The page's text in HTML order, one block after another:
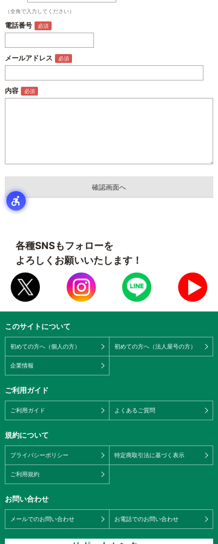
（全角で入力してください）
電話番号
メールアドレス
内容
各種SNSもフォローを
よろしくお願いいたします！
このサイトについて
初めての方へ（個人の方） 初めての方へ（法人屋号の方）
企業情報
ご利用ガイド
ご利用ガイド よくあるご質問
規約について
プライバシーポリシー 特定商取引法に基づく表示
ご利用規約
お問い合わせ
メールでのお問い合わせ お電話でのお問い合わせ